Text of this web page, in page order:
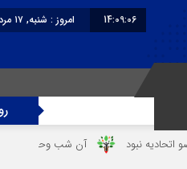
14:09:06
امروز : شنبه, ۱۷ مرداد , ۱۴۰۵
آن شب وحشتناک در خانه «عصمت»